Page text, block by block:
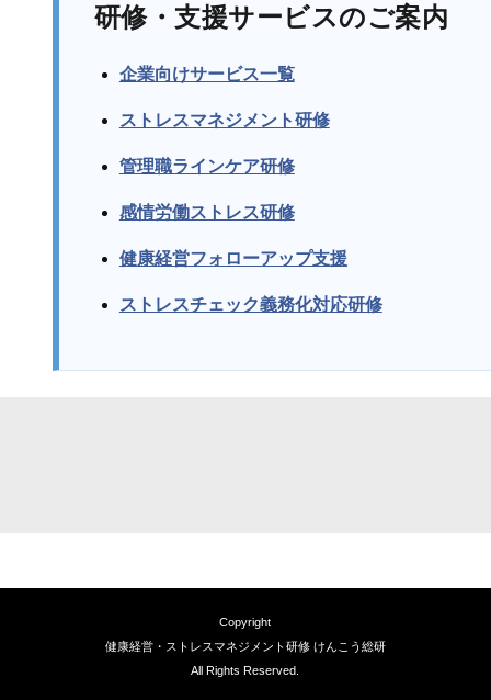
研修・支援サービスのご案内
企業向けサービス一覧
ストレスマネジメント研修
管理職ラインケア研修
感情労働ストレス研修
健康経営フォローアップ支援
ストレスチェック義務化対応研修
Copyright
健康経営・ストレスマネジメント研修 けんこう総研
All Rights Reserved.